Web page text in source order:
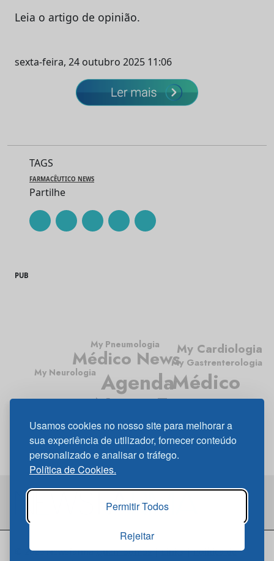
Usamos cookies no nosso site para melhorar a
sua experiência de utilizador, fornecer conteúdo
personalizado e analisar o tráfego.
Política de Cookies.
Permitir Todos
Rejeitar
Leia o artigo de opinião.
sexta-feira, 24 outubro 2025 11:06
TAGS
FARMACÊUTICO NEWS
Partilhe
PUB
Agenda
News Farma
Médico News
Médico
My Oncologia
My Diabetes
My Cardiologia
My Pneumologia
My Gastrenterologia
My Neurologia
© 2026 NewsfarmaQuem Somos|Links|Política de